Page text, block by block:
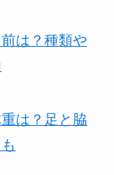
は？種類や
は？足と脇